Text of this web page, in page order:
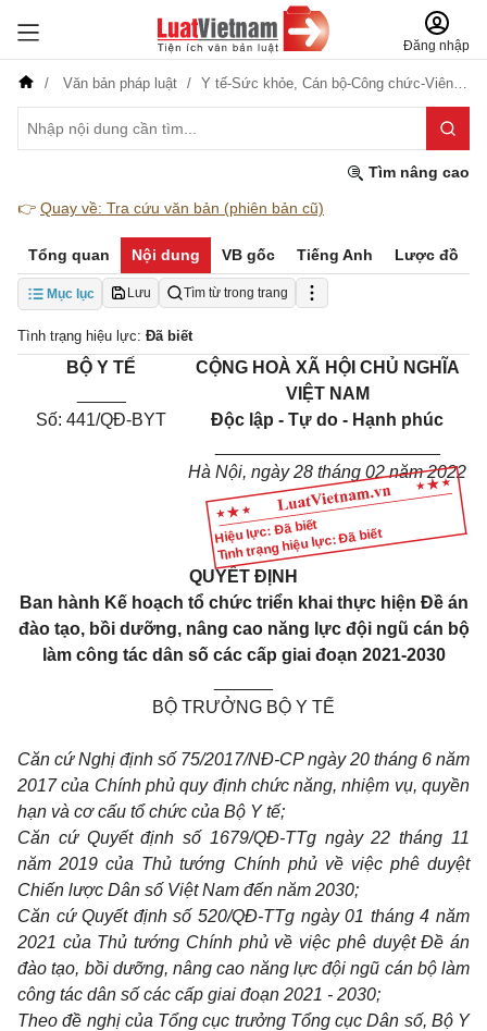
Đăng nhập
Văn bản pháp luật Y tế-Sức khỏe, Cán bộ-Công chức-Viên chức,
Tìm nâng cao
👉 Quay về: Tra cứu văn bản (phiên bản cũ)
Tổng quan Nội dung VB gốc Tiếng Anh Lược đồ
Mục lục Lưu Tìm từ trong trang
Tình trạng hiệu lực: Đã biết
Hiệu lực: Đã biết
Tình trạng hiệu lực: Đã biết
BỘ Y TẾ
Số: 441/QĐ-BYT
CỘNG HOÀ XÃ HỘI CHỦ NGHĨA
VIỆT NAM
Độc lập - Tự do - Hạnh phúc
Hà Nội, ngày 28 tháng 02 năm 2022
QUYẾT ĐỊNH
Ban hành Kế hoạch tổ chức triển khai thực hiện Đề án
đào tạo, bồi dưỡng, nâng cao năng lực đội ngũ cán bộ
làm công tác dân số các cấp giai đoạn 2021-2030
BỘ TRƯỞNG BỘ Y TẾ
Căn cứ Nghị định số 75/2017/NĐ-CP ngày 20 tháng 6 năm
2017 của Chính phủ quy định chức năng, nhiệm vụ, quyền
hạn và cơ cấu tổ chức của Bộ Y tế;
Căn cứ Quyết định số 1679/QĐ-TTg ngày 22 tháng 11
năm 2019 của Thủ tướng Chính phủ về việc phê duyệt
Chiến lược Dân số Việt Nam đến năm 2030;
Căn cứ Quyết định số 520/QĐ-TTg ngày 01 tháng 4 năm
2021 của Thủ tướng Chính phủ về việc phê duyệt Đề án
đào tạo, bồi dưỡng, nâng cao năng lực đội ngũ cán bộ làm
công tác dân số các cấp giai đoạn 2021 - 2030;
Theo đề nghị của Tổng cục trưởng Tổng cục Dân số, Bộ Y